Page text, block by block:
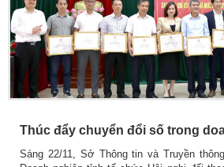
Thúc đẩy chuyển đổi số trong
Sáng 22/11, Sở Thông tin và Truyền